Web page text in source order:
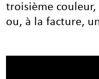
troisième
ou, à la facture,